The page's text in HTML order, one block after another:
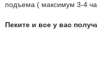
подъема ( максимум 3-4
Пеките и все у вас